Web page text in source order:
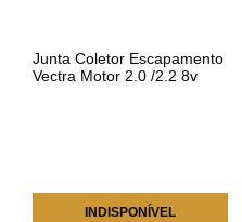
Junta Coletor Escapamento
Vectra Motor 2.0 /2.2 8v
INDISPONÍVEL